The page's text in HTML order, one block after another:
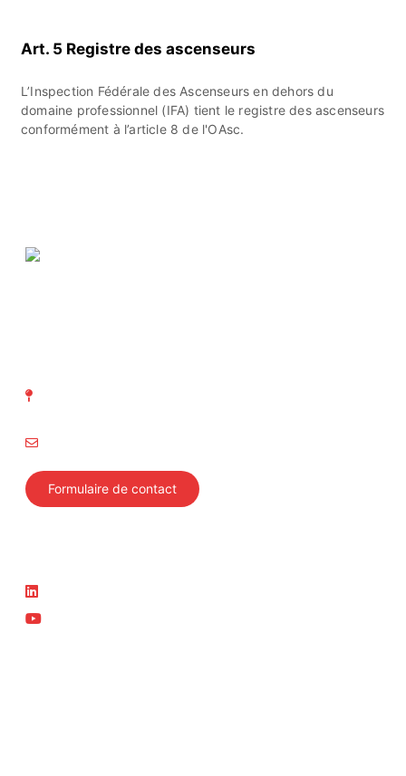
Art. 5 Registre des ascenseurs
L’Inspection Fédérale des Ascenseurs en dehors du
domaine professionnel (IFA) tient le registre des ascenseurs
conformément à l’article 8 de l'OAsc.
Formulaire de contact